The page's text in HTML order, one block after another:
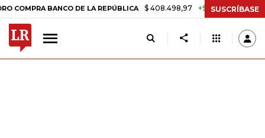
BANCO DE LA REPÚBLICA $ 408.498,97 +$ 8.753,81 +2,19%
SUSCRÍBASE